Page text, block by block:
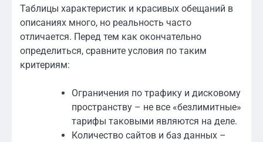
Таблицы характеристик и красивых обещаний в
описаниях много, но реальность часто
отличается. Перед тем как окончательно
определиться, сравните условия по таким
критериям:
Ограничения по трафику и дисковому
пространству – не все «безлимитные»
тарифы таковыми являются на деле.
Количество сайтов и баз данных –